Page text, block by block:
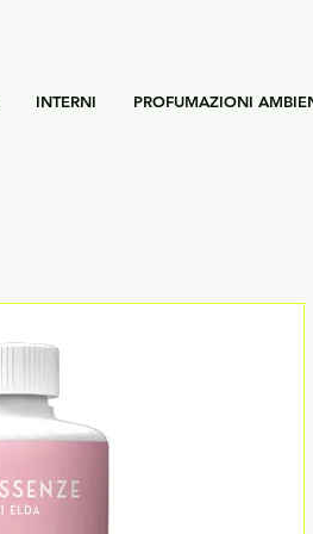
INTERNI PROFUMAZIONI